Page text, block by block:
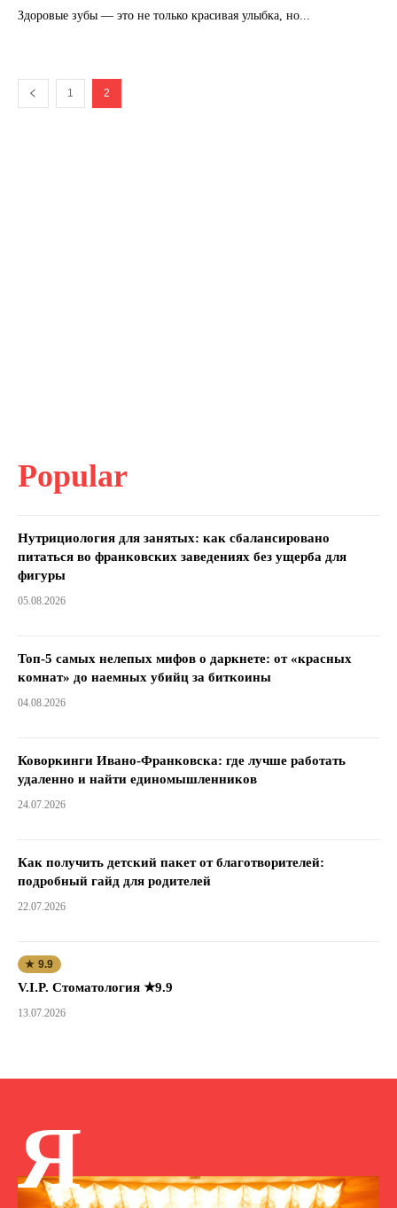
Здоровые зубы — это не только красивая улыбка, но...
1 2
Popular
Нутрициология для занятых: как сбалансировано
питаться во франковских заведениях без ущерба для
фигуры
05.08.2026
Топ-5 самых нелепых мифов о даркнете: от «красных
комнат» до наемных убийц за биткоины
04.08.2026
Коворкинги Ивано-Франковска: где лучше работать
удаленно и найти единомышленников
24.07.2026
Как получить детский пакет от благотворителей:
подробный гайд для родителей
22.07.2026
★ 9.9
V.I.P. Стоматология ★9.9
13.07.2026
Я